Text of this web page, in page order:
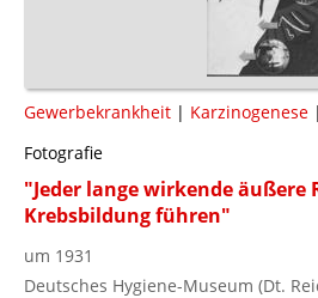
Gewerbekrankheit | Karzinogenese |
Fotografie
"Jeder lange wirkende äußere
Krebsbildung führen"
um 1931
Deutsches Hygiene-Museum (Dt.